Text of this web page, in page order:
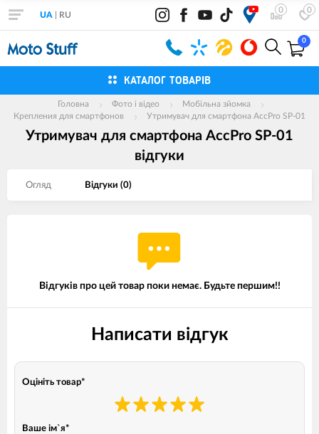
0 0
UA RU
0
КАТАЛОГ ТОВАРІВ
Головна Фото і відео
Мобільна зйомка
Крепления для смартфонов
Утримувач для смартфона AccPro SP-01
Утримувач для смартфона AccPro SP-01
вiдгуки
Огляд Вiдгуки (0)
Відгуків про цей товар поки немає. Будьте першим!!
Написати відгук
Оцініть товар*
Ваше ім`я*